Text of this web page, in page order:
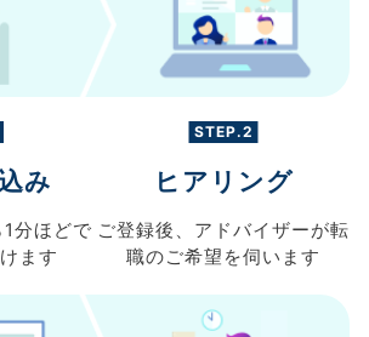
み
1分ほどで
ます
STEP.2
ヒアリング
ご登録後、 アドバイザーが転
職のご希望を伺います